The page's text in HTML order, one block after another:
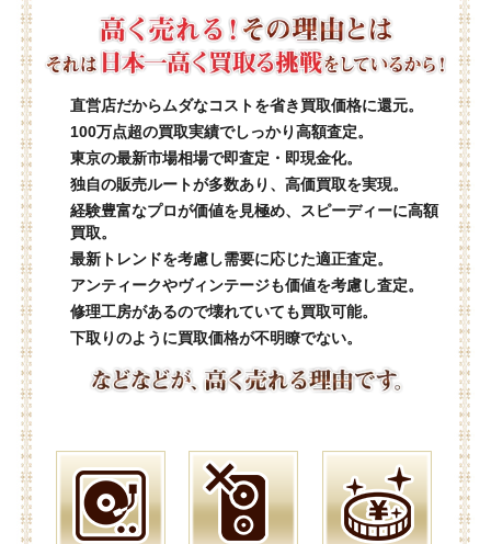
直営店だからムダなコストを省き買取価格に還元。
100万点超の買取実績でしっかり高額査定。
東京の最新市場相場で即査定・即現金化。
独自の販売ルートが多数あり、高価買取を実現。
経験豊富なプロが価値を見極め、スピーディーに高額
買取。
最新トレンドを考慮し需要に応じた適正査定。
アンティークやヴィンテージも価値を考慮し査定。
修理工房があるので壊れていても買取可能。
下取りのように買取価格が不明瞭でない。